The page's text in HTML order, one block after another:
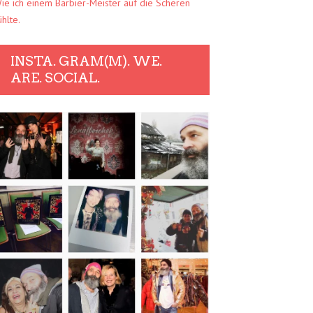
ich einem Barbier-Meister auf die Scheren
INSTA. GRAM(M). WE.
ARE. SOCIAL.